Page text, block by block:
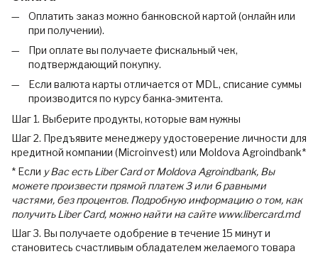
Оплатить заказ можно банковской картой (онлайн или
при получении).
При оплате вы получаете фискальный чек,
подтверждающий покупку.
Если валюта карты отличается от MDL, списание суммы
производится по курсу банка-эмитента.
Шаг 1. Выберите продукты, которые вам нужны
Шаг 2. Предъявите менеджеру удостоверение личности для
кредитной компании (Microinvest) или Moldova Agroindbank*
* Если у Вас есть Liber Card от Moldova Agroindbank, Вы
можете произвести прямой платеж 3 или 6 равными
частями, без процентов. Подробную информацию о том, как
получить Liber Card, можно найти на сайте www.libercard.md
Шаг 3. Вы получаете одобрение в течение 15 минут и
становитесь счастливым обладателем желаемого товара